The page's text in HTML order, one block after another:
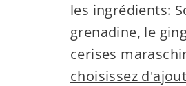
les ingrédients:
grenadine, le
cerises
choisissez